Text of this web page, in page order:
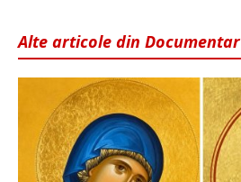
Alte articole din Documentar